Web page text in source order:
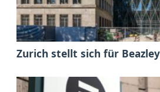
Zurich stellt sich für